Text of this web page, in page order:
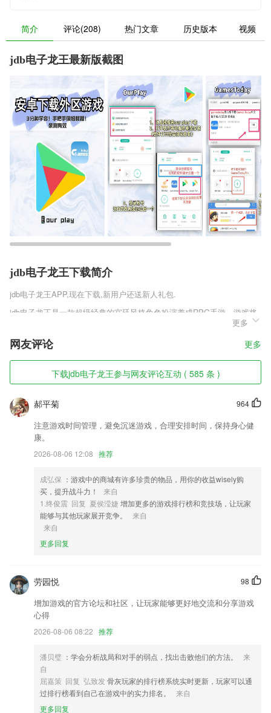
简介 评论(208) 热门文章 历史版本 视频
jdb电子龙王最新版截图
jdb电子龙王下载简介
jdb电子龙王APP,现在下载,新用户还送新人礼包.
jdb电子龙王是一款超级经典的宫廷风格角色扮演养成RPG手游，游戏将
领你穿越到一个全新的中国古代时期，从一个小小的芝麻官逆袭成为一人
之下，万人之上的官位，成就你的人生巅峰，游戏十分的考验玩家的策略
和情商，多元化的结局，开始你全新的冒险之旅吧，喜欢一夫当官正式版
v1.0.0.1这款游戏的玩家千万不要错过!
jdb电子龙王软件特色
1,知识归纳，定理、方法、解题重点归纳。
2,【奇葩伪装】
3,排卵期/危险期：无论避孕还是备孕，您都需要它。
4,支持人脸美化，可以调整大脸和瘦脸，让证件照更好看
6,软件可以帮助手机全面扫描文件，识别需要清理的垃圾文件、过时的安
装包、重复和模糊的图片等；
jdb电子龙王软件优势
1.整个的教学质量还是非常优质的，高效学习更省心
3.·同名动画片在央视少儿频道播出，爱奇艺等网络点击量超过5亿次
4.平台2265上面会有很多的教学视频的课程以及内容，为学生带来不错的
教育资源
5.学车视频：软件还为学员精心制作的科目二、科目三考试高清视频，先
6.口语社区——全球热点、新鲜八卦、同城互动...等你来闹。
jdb电子龙王更新了什么?
优化员工管理，跟进客户界面等，使用更加简单
更多
网友评论 更多
下载jdb电子龙王参与网友评论互动 ( 585 条 )
964
郝平菊
注意游戏时间管理，避免沉迷游戏，合理安排时间，保持身心健
康。
2026-08-06 12:08 推荐
成弘保 ：游戏中的商城有许多珍贵的物品，用你的收益wisely购
买，提升战斗力！
来自
1.终俊震 回复 夏侯滢婕 增加更多的游戏排行榜和竞技场，让玩家
能够与其他玩家展开竞争。
来自
来自
更多回复
98
劳园悦
增加游戏的官方论坛和社区，让玩家能够更好地交流和分享游戏
心得
2026-08-06 08:22 推荐
潘贝璧 ：学会分析战局和对手的弱点，找出击败他们的方法。
来
自
屈嘉策 回复 弘致发 骨灰玩家的排行榜系统实时更新，玩家可以通
过排行榜看到自己在游戏中的实力排名。
来自
更多回复